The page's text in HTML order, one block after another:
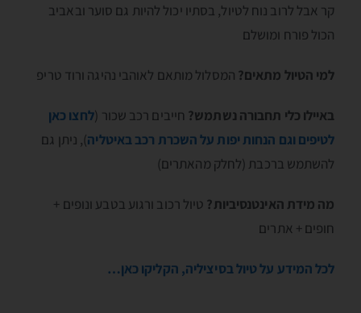
קר אבל לרוב נוח לטיול, בסתיו יכול להיות גם סוער ובאביב
הכול פורח ומושלם
למי הטיול מתאים? המסלול מותאם לאוהבי נהיגה ורוד טריפ
באיילו כלי תחבורה נשתמש? חייבים רכב שכור (לחצו כאן
לטיפים וגם הנחות יפות על השכרת רכב באיטליה), ניתן גם
להשתמש ברכבת (לחלק מהאתרים)
מה מידת האינטנסיביות? טיול רכוב ורגוע בטבע ונופים +
חופים + אתרים
לכל המידע על טיול בסיציליה, הקליקו כאן…